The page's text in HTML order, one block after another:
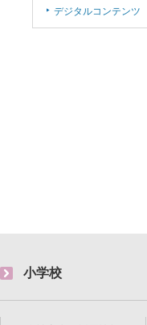
デジタルコンテンツ
小学校